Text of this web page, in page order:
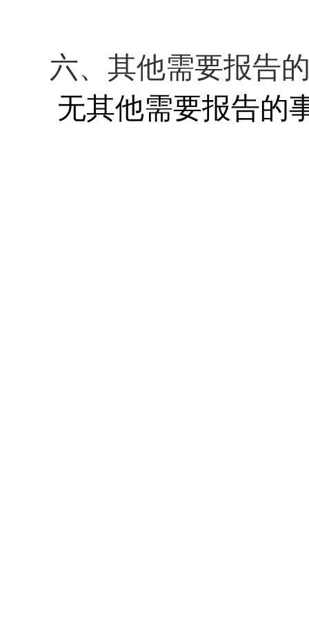
六、其他需要报告
无其他需要报告的